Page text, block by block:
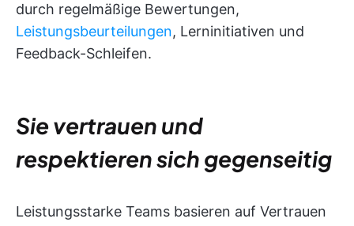
durch regelmäßige Bewertungen,
Leistungsbeurteilungen, Lerninitiativen und
Feedback-Schleifen.
Sie vertrauen und
respektieren sich gegenseitig
Leistungsstarke Teams basieren auf Vertrauen